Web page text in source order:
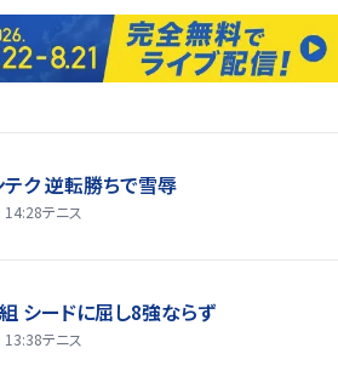
テク 逆転勝ちで雪辱
テニス
シードに屈し8強ならず
テニス